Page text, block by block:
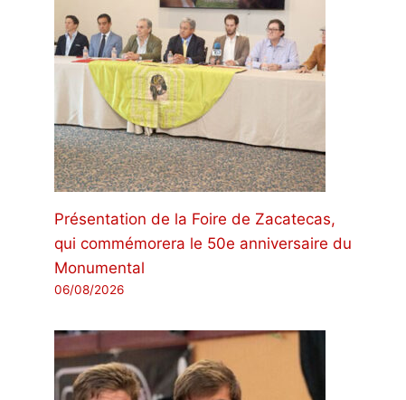
Présentation de la Foire de Zacatecas,
qui commémorera le 50e anniversaire du
Monumental
06/08/2026